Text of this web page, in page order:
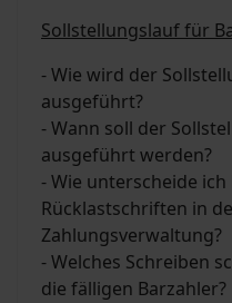
Sollstellungslauf für
- Wie wird der
ausgeführt?
- Wann soll der
ausgeführt werden?
- Wie unterscheide
Rücklastschriften in
Zahlungsverwaltung?
- Welches Schreiben
die fälligen Barzahler?